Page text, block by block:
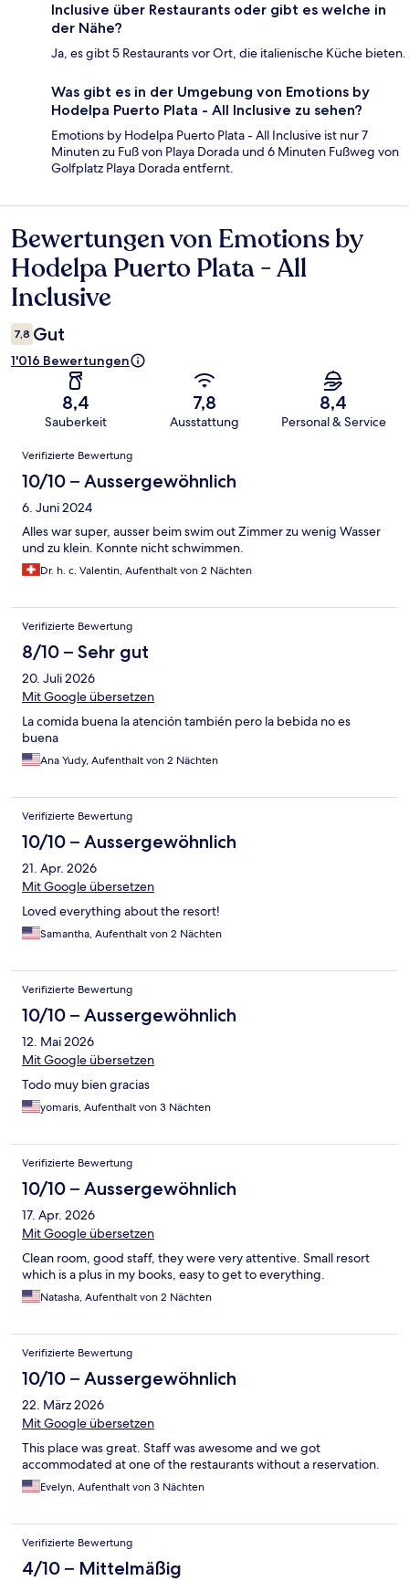
Inclusive über Restaurants oder gibt es welche in
der Nähe?
Ja, es gibt 5 Restaurants vor Ort, die italienische Küche bieten.
Was gibt es in der Umgebung von Emotions by
Hodelpa Puerto Plata - All Inclusive zu sehen?
Emotions by Hodelpa Puerto Plata - All Inclusive ist nur 7
Minuten zu Fuß von Playa Dorada und 6 Minuten Fußweg von
Golfplatz Playa Dorada entfernt.
Bewertungen
Bewertungen von Emotions by
Hodelpa Puerto Plata - All
Inclusive
7,8 Gut
1'016 Bewertungen
8,4
Sauberkeit
7,8
Ausstattung
8,4
Personal & Service
Bewertungen
Verifizierte Bewertung
10/10 – Aussergewöhnlich
6. Juni 2024
Alles war super, ausser beim swim out Zimmer zu wenig Wasser
und zu klein. Konnte nicht schwimmen.
Dr. h. c. Valentin, Aufenthalt von 2 Nächten
Verifizierte Bewertung
8/10 – Sehr gut
20. Juli 2026
Mit Google übersetzen
La comida buena la atención también pero la bebida no es
buena
Ana Yudy, Aufenthalt von 2 Nächten
Verifizierte Bewertung
10/10 – Aussergewöhnlich
21. Apr. 2026
Mit Google übersetzen
Loved everything about the resort!
Samantha, Aufenthalt von 2 Nächten
Verifizierte Bewertung
10/10 – Aussergewöhnlich
12. Mai 2026
Mit Google übersetzen
Todo muy bien gracias
yomaris, Aufenthalt von 3 Nächten
Verifizierte Bewertung
10/10 – Aussergewöhnlich
17. Apr. 2026
Mit Google übersetzen
Clean room, good staff, they were very attentive. Small resort
which is a plus in my books, easy to get to everything.
Natasha, Aufenthalt von 2 Nächten
Verifizierte Bewertung
10/10 – Aussergewöhnlich
22. März 2026
Mit Google übersetzen
This place was great. Staff was awesome and we got
accommodated at one of the restaurants without a reservation.
Evelyn, Aufenthalt von 3 Nächten
Verifizierte Bewertung
4/10 – Mittelmäßig